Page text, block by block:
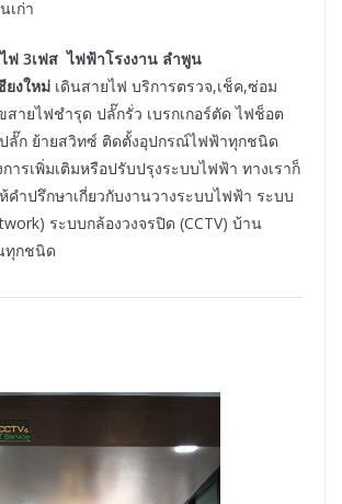
เก่า
ฟ 3เฟส ไฟฟ้าโรงงาน ลำพูน
ยงใหม่ เดินสายไฟ บริการตรวจ,เช็ค,ซ่อม
ายไฟชำรุด ปลั๊กรั่ว เบรกเกอร์ตัด ไฟช็อต
ลั๊ก ย้ายสวิทซ์ ติดตั้งอุปกรณ์ไฟฟ้าทุกชนิด
ารเพิ่มเติมหรือปรับปรุงระบบไฟฟ้า ทางเราก็
คำปรึกษาเกี่ยวกับงานวางระบบไฟฟ้า ระบบ
ระบบกล้องวงจรปิด (CCTV) บ้าน
ทุกชนิด